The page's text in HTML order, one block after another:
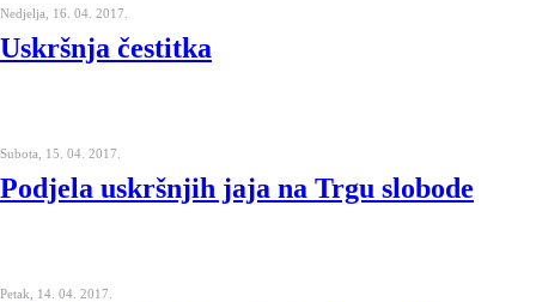
Nedjelja, 16. 04. 2017.
Uskršnja čestitka
Subota, 15. 04. 2017.
Podjela uskršnjih jaja na Trgu slobode
Petak, 14. 04. 2017.